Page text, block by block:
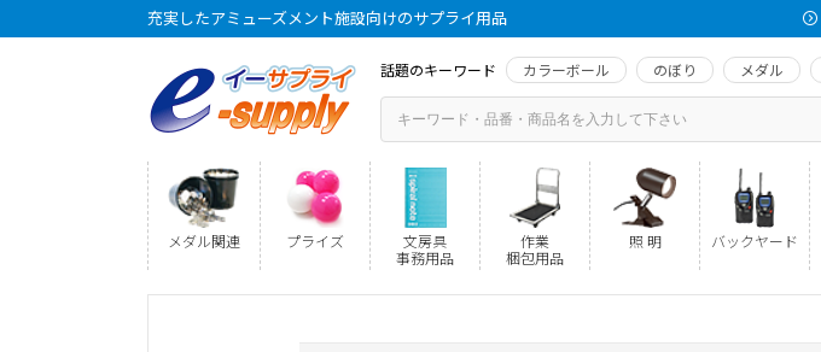
充実したアミューズメント施設向けのサプライ用品
話題のキーワード カラーボール のぼり メダル
メダル関連 プライズ
文房具
事務用品
作業
梱包用品
照 明 バックヤード